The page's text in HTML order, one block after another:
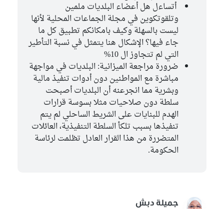
أتساءل هل أعضاء البلديات ملمين
وتلقوتكوين في مجلة الجماعات المحلية لأنها
ليست بالسهلة وكيف بامكانكم تطبيق كل ما
جاء فيها؟ الإشكال هنا يتمثل في نسبة التأطير
التي لم تتجاوز ال 10%
ضرورة مراجعة الميزانية: البلديات في مواجهة
مباشرة مع المواطنين دون أدوات تنفيذ مالية
وبشرية مما انجرعنه أن البلديات أصبحت
سلطة دون صلاحيات مثلا بسوسة قرارات
الهدم للبنايات على الشريط الساحلي لم يتم
تنفيذها بسبب تلكأ السلطة التنفيذية، العائلات
المتضررة من هذا القرار العادل تظلمت لرئاسة
الحكومة.
جميلة دبش